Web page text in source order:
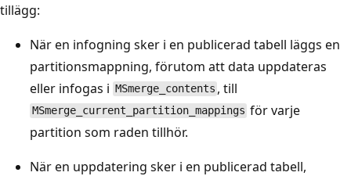
tillägg:
När en infogning sker i en publicerad tabell läggs en
partitionsmappning, förutom att data uppdateras
eller infogas i MSmerge_contents , till
MSmerge_current_partition_mappings för varje
partition som raden tillhör.
När en uppdatering sker i en publicerad tabell,